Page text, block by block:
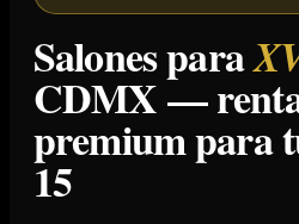
Salones para
CDMX — renta
premium para
15